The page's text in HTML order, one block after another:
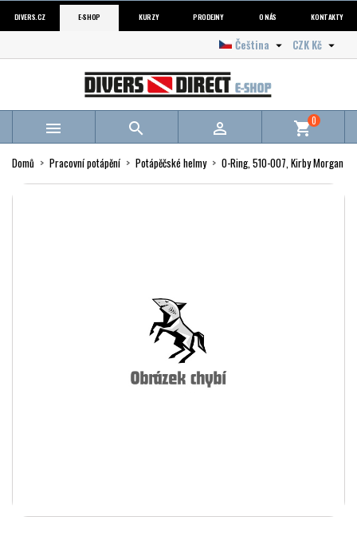
DIVERS.CZ E-SHOP KURZY PRODEJNY O NÁS KONTAKTY
CZK Kč 
Čeština 
   shopping_cart0
Domů Pracovní potápění Potápěčské helmy O-Ring, 510-007, Kirby Morgan